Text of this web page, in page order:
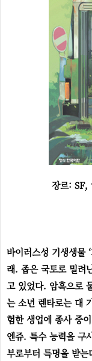
장르: SF,
바이러스성 기생생물
래. 좁은 국토로 밀려
고 있었다. 암흑으로
는 소년 렌타로는 대
험한 생업에 종사 중
엔쥬. 특수 능력을 구
부로부터 특명을 받